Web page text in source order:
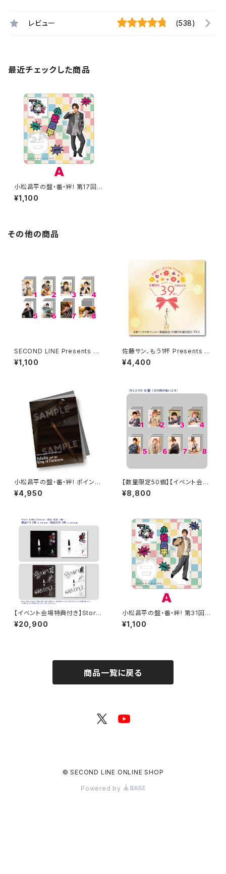
レビュー (538)
最近チェックした商品
小松昌平の盤・番・絆! 第17回、
第18回 アクリルスタンド A
¥1,100
その他の商品
SECOND LINE Presents み
んなに会いに行くよ! 第30回 in
静岡 ブロマイド ※ランダム販
¥1,100
佐藤サン、もう1杯 Presents 佐
藤拓也、39歳のお誕生日会 39
（Thank you）CD
¥4,400
小松昌平の盤・番・絆! ポイント
カード特典撮影記念 フォトブッ
ク
¥4,950
【数量限定50個】【イベント会場
特典付き】SECOND LINE Pre
sents みんなに会いに行くよ!
¥8,800
【イベント会場特典付き】Story
Teller（Terror） 朗読・怪談 〜
嫌〜 朗読セット
¥20,900
小松昌平の盤・番・絆! 第31回、
第32回 アクリルスタンド A
¥1,100
商品一覧に戻る
© SECOND LINE ONLINE SHOP
Powered by